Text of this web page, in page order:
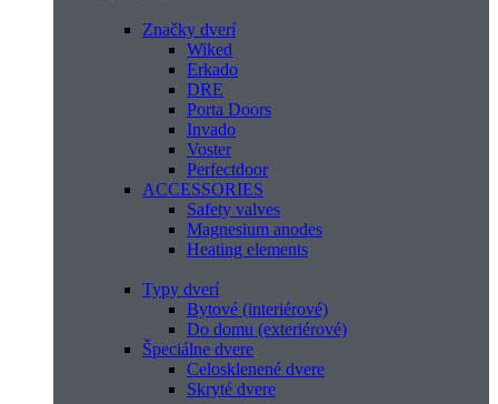
Značky dverí
Wiked
Erkado
DRE
Porta Doors
Invado
Voster
Perfectdoor
ACCESSORIES
Safety valves
Magnesium anodes
Heating elements
Typy dverí
Bytové (interiérové)
Do domu (exteriérové)
Špeciálne dvere
Celosklenené dvere
Skryté dvere